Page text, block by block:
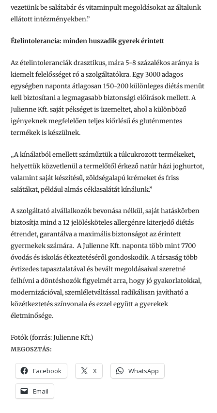
vezetünk be salátabár és vitaminpult megoldásokat az általunk
ellátott intézményekben.”
Ételintolerancia: minden huszadik gyerek érintett
Az ételintoleranciák drasztikus, mára 5-8 százalékos aránya is
kiemelt felelősséget ró a szolgáltatókra. Egy 3000 adagos
egységben naponta átlagosan 150-200 különleges diétás menüt
kell biztosítani a legmagasabb biztonsági előírások mellett. A
Julienne Kft. saját pékséget is üzemeltet, ahol a különböző
igényeknek megfelelően teljes kiőrlésű és gluténmentes
termékek is készülnek.
„A kínálatból emellett száműztük a túlcukrozott termékeket,
helyettük közvetlenül a termelőtől érkező natúr házi joghurtot,
valamint saját készítésű, zöldségalapú krémeket és friss
salátákat, például almás céklasalátát kínálunk.”
A szolgáltató alvállalkozók bevonása nélkül, saját hatáskörben
biztosítja mind a 12 jelölésköteles allergénre kiterjedő diétás
étrendet, garantálva a maximális biztonságot az érintett
gyermekek számára. A Julienne Kft. naponta több mint 7700
óvodás és iskolás étkeztetéséről gondoskodik. A társaság több
évtizedes tapasztalatával és bevált megoldásaival szeretné
felhívni a döntéshozók figyelmét arra, hogy jó gyakorlatokkal,
modernizációval, szemléletváltással radikálisan javítható a
közétkeztetés színvonala és ezzel együtt a gyerekek
életminősége.
Fotók (forrás: Julienne Kft.)
MEGOSZTÁS:
Facebook X WhatsApp
Email